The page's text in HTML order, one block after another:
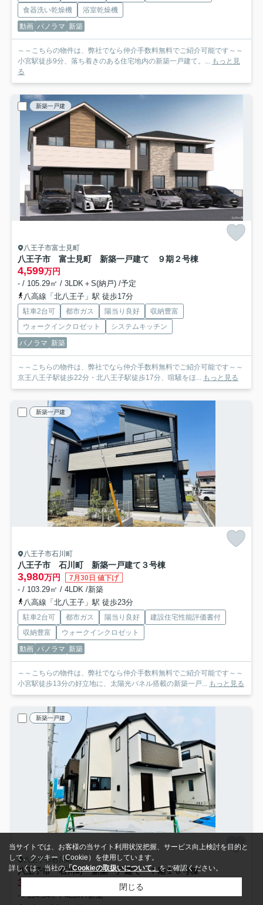
食器洗い乾燥機
浴室乾燥機
動画 パノラマ 新築
～～こちらの物件は、弊社でなら仲介手数料無料でご紹介可能です～～
小宮駅徒歩9分、落ち着きのある住宅地内の新築一戸建て。... もっと見
る
新築一戸建
八王子市富士見町
八王子市 富士見町 新築一戸建て ９期 ２号棟
4,599万円
- / 105.29㎡ / 3LDK＋S(納戸) /予定
八高線「北八王子」駅 徒歩17分
駐車2台可 都市ガス 陽当り良好
収納豊富
ウォークインクロゼット
システムキッチン
パノラマ 新築
～～こちらの物件は、弊社でなら仲介手数料無料でご紹介可能です～～
京王八王子駅徒歩22分・北八王子駅徒歩17分、喧騒をほ... もっと見る
新築一戸建
八王子市石川町
八王子市 石川町 新築一戸建て ３号棟
3,980万円 7月30日 値下げ
- / 103.29㎡ / 4LDK /新築
八高線「北八王子」駅 徒歩23分
駐車2台可 都市ガス 陽当り良好
建設住宅性能評価書付
収納豊富
ウォークインクロゼット
動画 パノラマ 新築
～～こちらの物件は、弊社でなら仲介手数料無料でご紹介可能です～～
小宮駅徒歩13分の好立地に、太陽光パネル搭載の新築一戸... もっと見る
新築一戸建
八王子市石川町
八王子市 石川町 新築一戸建て ７期１６号棟
3,799
- / 104.34㎡ / 4LDK /新築
当サイトでは、お客様の当サイト利用状況把握、サービス向上検討を目的と
して、クッキー（Cookie）を使用しています。
詳しくは、当社の「Cookieの取扱いについて」をご確認ください。
閉じる